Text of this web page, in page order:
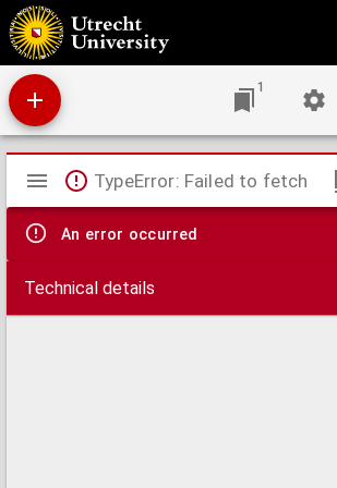
Volledig gebedenboek voor katholijke Christenen
1
Mirador
viewer
TypeError: Failed to fetch
An error occurred
Technical details